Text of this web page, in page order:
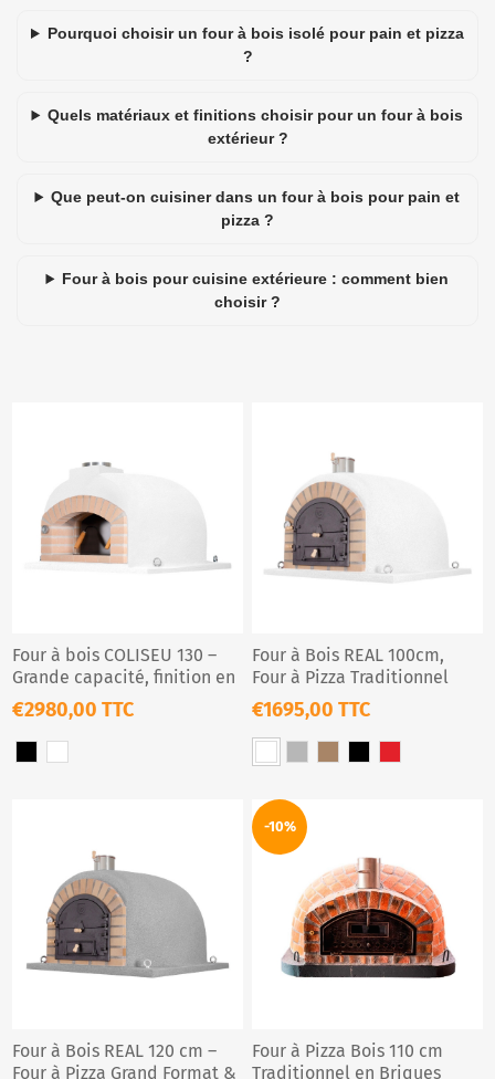
Pourquoi choisir un four à bois isolé pour pain et pizza
?
Quels matériaux et finitions choisir pour un four à bois
extérieur ?
Que peut-on cuisiner dans un four à bois pour pain et
pizza ?
Four à bois pour cuisine extérieure : comment bien
choisir ?
Four à bois COLISEU 130 –
Grande capacité, finition en
liège projet
€2980,00 TTC
Four à Bois REAL 100cm,
Four à Pizza Traditionnel
Extérieur
€1695,00 TTC
Four à Bois REAL 120 cm –
Four à Pizza Grand Format &
-10%
Four à Pizza Bois 110 cm
Traditionnel en Briques